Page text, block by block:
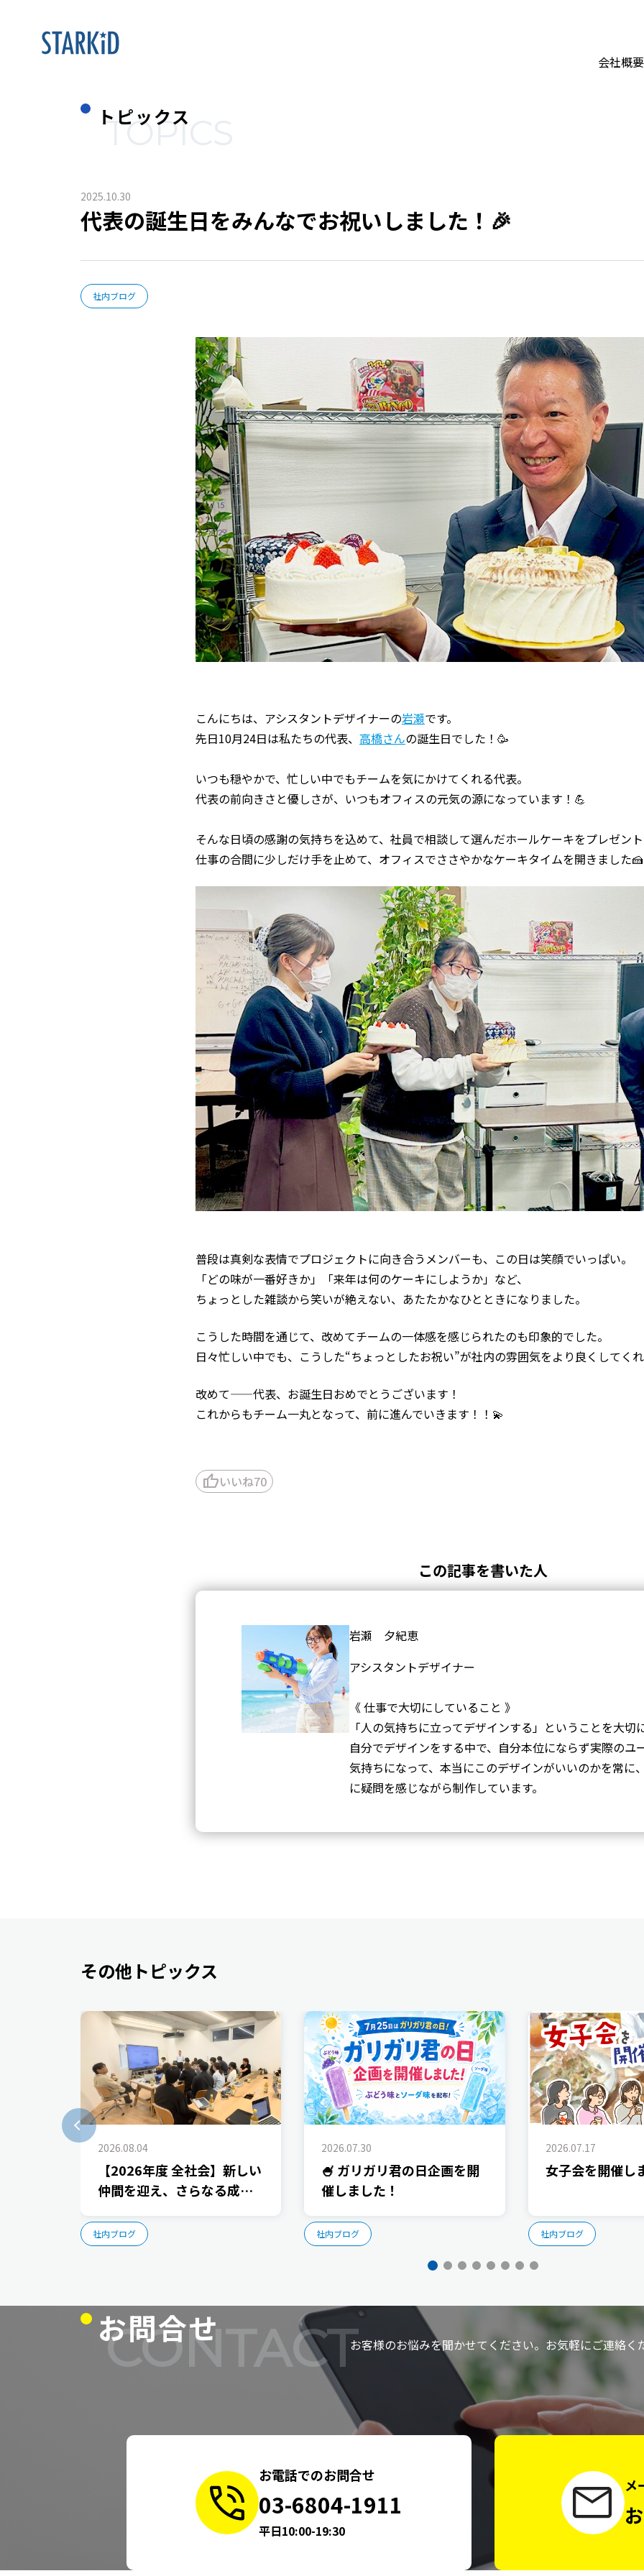
会社概要
トピックス
TOPICS
2025.10.30
代表の誕生日をみんなでお祝いしました！🎉
社内ブログ
こんにちは、アシスタントデザイナーの岩瀬です。
先日10月24日は私たちの代表、 高橋さんの誕生日でした！🥳
いつも穏やかで、忙しい中でもチームを気にかけてくれる代表。
代表の前向きさと優しさが、いつもオフィスの元気の源になっています！💪
そんな日頃の感謝の気持ちを込めて、社員で相談して選んだホールケーキをプレゼン
仕事の合間に少しだけ手を止めて、オフィスでささやかなケーキタイムを開きました🍰
普段は真剣な表情でプロジェクトに向き合うメンバーも、この日は笑顔でいっぱい。
「どの味が一番好きか」「来年は何のケーキにしようか」など、
ちょっとした雑談から笑いが絶えない、あたたかなひとときになりました。
こうした時間を通じて、改めてチームの一体感を感じられたのも印象的でした。
日々忙しい中でも、こうした“ちょっとしたお祝い”が社内の雰囲気をより良くしてく
改めて——代表、お誕生日おめでとうございます！
これからもチーム一丸となって、前に進んでいきます！！💫
thumb_upいいね70
この記事を書いた人
岩瀬 夕紀恵
アシスタントデザイナー
《 仕事で大切にしていること 》
「人の気持ちに立ってデザインする」ということを大切
自分でデザインをする中で、自分本位にならず実際のユ
気持ちになって、本当にこのデザインがいいのかを常に
に疑問を感じながら制作しています。
その他トピックス
2026.08.04
【2026年度 全社会】新しい
仲間を迎え、さらなる成長
ました
社内ブログ
2026.07.30
🍧 ガリガリ君の日企画を開
催しました！
社内ブログ
2026.07.17
女子会を開催し
社内ブログ
お問合せ
CONTACTお客様のお悩みを聞かせてください。お気軽にご連絡く
お電話でのお問合せ
03-6804-1911
平日10:00-19:30
メ